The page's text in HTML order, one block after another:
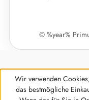
© %year%
Wir verwenden
das bestmögliche